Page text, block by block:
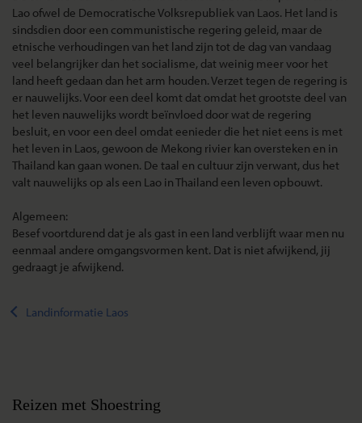
Lao ofwel de Democratische Volksrepubliek van Laos. Het land is
sindsdien door een communistische regering geleid, maar de
etnische verhoudingen van het land zijn tot de dag van vandaag
veel belangrijker dan het socialisme, dat weinig meer voor het
land heeft gedaan dan het arm houden. Verzet tegen de regering is
er nauwelijks. Voor een deel komt dat omdat het grootste deel van
het leven nauwelijks wordt beïnvloed door wat de regering
besluit, en voor een deel omdat eenieder die het niet eens is met
het leven in Laos, gewoon de Mekong rivier kan oversteken en in
Thailand kan gaan wonen. De taal en cultuur zijn verwant, dus het
valt nauwelijks op als een Lao in Thailand een leven opbouwt.
Algemeen:
Besef voortdurend dat je als gast in een land verblijft waar men nu
eenmaal andere omgangsvormen kent. Dat is niet afwijkend, jij
gedraagt je afwijkend.
Landinformatie Laos
Reizen met Shoestring